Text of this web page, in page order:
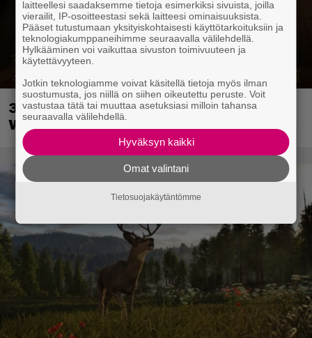
30-vuotias Quake sai uuden episodin
Wolfenstein-kehittäjiltä
laitteellesi saadaksemme tietoja esimerkiksi sivuista, joilla
vierailit, IP-osoitteestasi sekä laitteesi ominaisuuksista.
Pääset tutustumaan yksityiskohtaisesti käyttötarkoituksiin ja
teknologiakumppaneihimme seuraavalla välilehdellä.
Hylkääminen voi vaikuttaa sivuston toimivuuteen ja
käytettävyyteen.
Jotkin teknologiamme voivat käsitellä tietoja myös ilman
suostumusta, jos niillä on siihen oikeutettu peruste. Voit
vastustaa tätä tai muuttaa asetuksiasi milloin tahansa
seuraavalla välilehdellä.
Hyväksyn kaikki
Omat valintani
Tietosuojakäytäntömme